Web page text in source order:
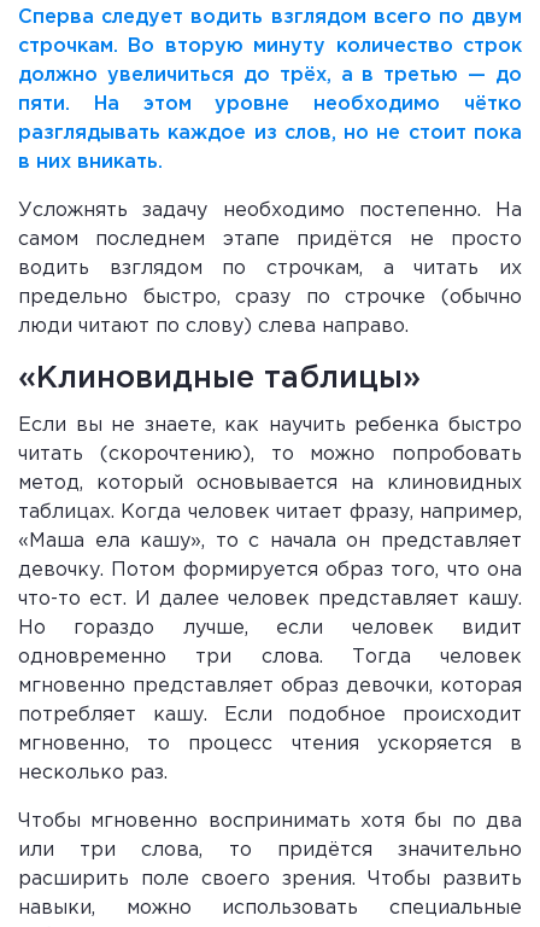
Сперва следует водить взглядом всего по двум
строчкам. Во вторую минуту количество строк
должно увеличиться до трёх, а в третью — до
пяти. На этом уровне необходимо чётко
разглядывать каждое из слов, но не стоит пока
в них вникать.
Усложнять задачу необходимо постепенно. На
самом последнем этапе придётся не просто
водить взглядом по строчкам, а читать их
предельно быстро, сразу по строчке (обычно
люди читают по слову) слева направо.
«Клиновидные таблицы»
Если вы не знаете, как научить ребенка быстро
читать (скорочтению), то можно попробовать
метод, который основывается на клиновидных
таблицах. Когда человек читает фразу, например,
«Маша ела кашу», то с начала он представляет
девочку. Потом формируется образ того, что она
что-то ест. И далее человек представляет кашу.
Но гораздо лучше, если человек видит
одновременно три слова. Тогда человек
мгновенно представляет образ девочки, которая
потребляет кашу. Если подобное происходит
мгновенно, то процесс чтения ускоряется в
несколько раз.
Чтобы мгновенно воспринимать хотя бы по два
или три слова, то придётся значительно
расширить поле своего зрения. Чтобы развить
навыки, можно использовать специальные